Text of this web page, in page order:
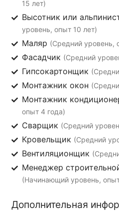
15 лет)
Высотник или
уровень, опыт 10 лет)
Маляр (Средний уровень,
Фасадчик (Средний
Гипсокартонщик
Монтажник окон
Монтажник
опыт 4 года)
Сварщик (Средний
Кровельщик (Средний
Вентиляционщик
Менеджер
(Начинающий уровень,
Дополнительная